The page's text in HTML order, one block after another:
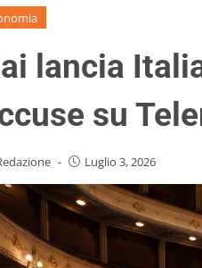
lancia
su
- Luglio 3, 2026